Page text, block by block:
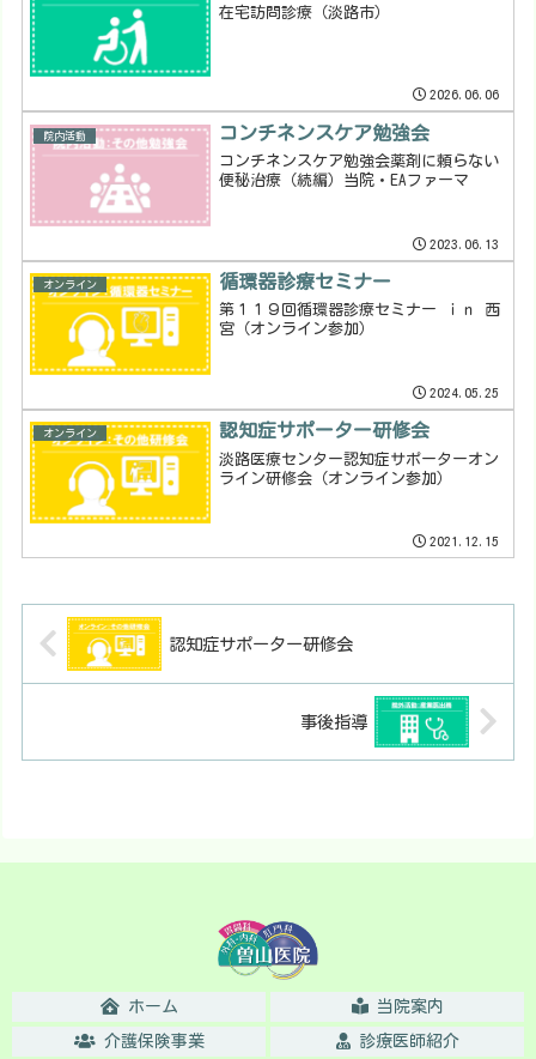
在宅訪問診療（淡路市）
2026.06.06
院内活動 コンチネンスケア勉強会
コンチネンスケア勉強会薬剤に頼らない
便秘治療（続編）当院・EAファーマ
2023.06.13
オンライン 循環器診療セミナー
第１１９回循環器診療セミナー ｉｎ 西
宮（オンライン参加）
2024.05.25
オンライン 認知症サポーター研修会
淡路医療センター認知症サポーターオン
ライン研修会（オンライン参加）
2021.12.15
認知症サポーター研修会
事後指導
ホーム 当院案内
介護保険事業 診療医師紹介